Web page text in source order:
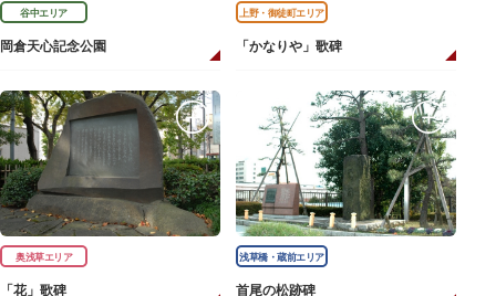
谷中エリア
岡倉天心記念公園
上野・御徒町エリア
「かなりや」歌碑
奥浅草エリア
「花」歌碑
浅草橋・蔵前エリア
首尾の松跡碑